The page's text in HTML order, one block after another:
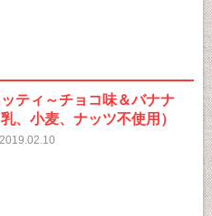
ティ～チョコ味＆バナナ
乳、小麦、ナッツ不使用）
2019.02.10